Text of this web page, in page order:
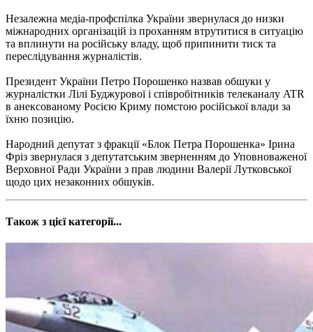
Незалежна медіа-профспілка України звернулася до низки
міжнародних організацій із проханням втрутитися в ситуацію
та вплинути на російську владу, щоб припинити тиск та
переслідування журналістів.
Президент України Петро Порошенко назвав обшуки у
журналістки Лілі Буджурової і співробітників телеканалу ATR
в анексованому Росією Криму помстою російської влади за
їхню позицію.
Народний депутат з фракції «Блок Петра Порошенка» Ірина
Фріз звернулася з депутатським зверненням до Уповноваженої
Верховної Ради України з прав людини Валерії Лутковської
щодо цих незаконних обшуків.
Також з цієї категорії...